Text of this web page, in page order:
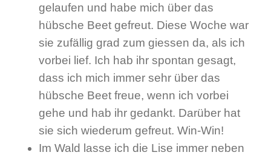
gelaufen und habe mich über das
hübsche Beet gefreut. Diese Woche war
sie zufällig grad zum giessen da, als ich
vorbei lief. Ich hab ihr spontan gesagt,
dass ich mich immer sehr über das
hübsche Beet freue, wenn ich vorbei
gehe und hab ihr gedankt. Darüber hat
sie sich wiederum gefreut. Win-Win!
Im Wald lasse ich die Lise immer neben